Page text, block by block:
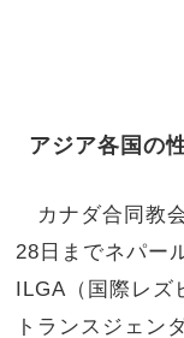
アジア各国の
カナダ合同教
28日までネパー
ILGA（国際レズ
トランスジェン